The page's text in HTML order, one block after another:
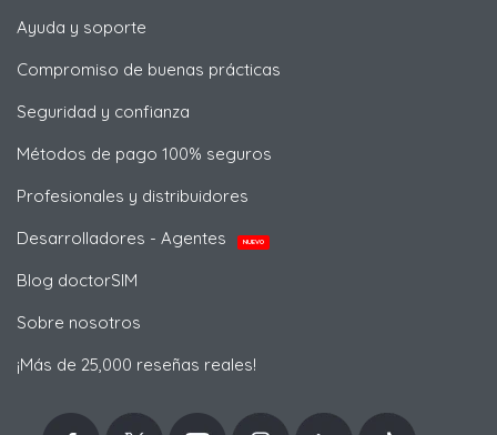
Ayuda y soporte
Compromiso de buenas prácticas
Seguridad y confianza
Métodos de pago 100% seguros
Profesionales y distribuidores
Desarrolladores - Agentes
NUEVO
Blog doctorSIM
Sobre nosotros
¡Más de 25,000 reseñas reales!